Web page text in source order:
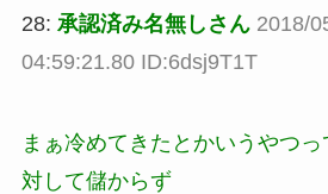
28: 承認済み名無しさん 2018/
04:59:21.80 ID:6dsj9T1T
まぁ冷めてきたとかいうやつ
対して儲からず